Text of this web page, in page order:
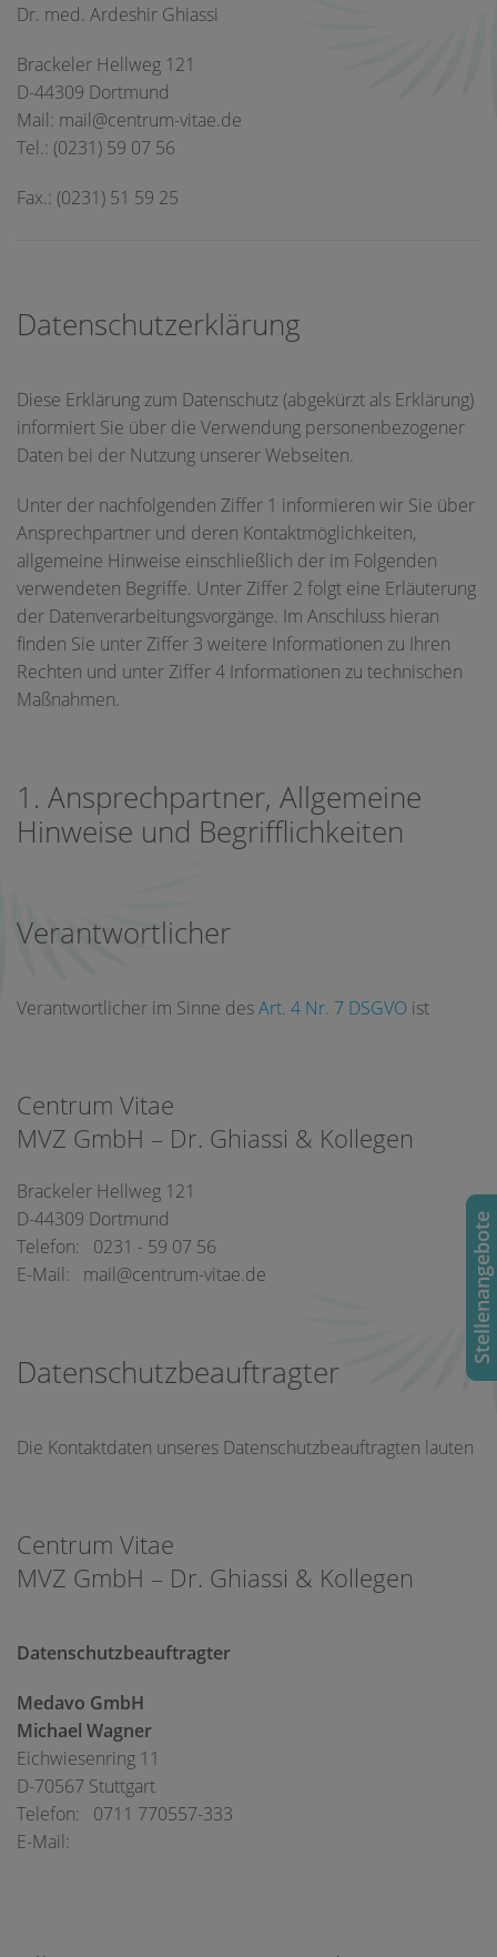
Stellenangebote
Dr. med. Ardeshir Ghiassi
Brackeler Hellweg 121
D-44309 Dortmund
Mail: mail@centrum-vitae.de
Tel.: (0231) 59 07 56
Fax.: (0231) 51 59 25
Datenschutzerklärung
Diese Erklärung zum Datenschutz (abgekürzt als Erklärung)
informiert Sie über die Verwendung personenbezogener
Daten bei der Nutzung unserer Webseiten.
Unter der nachfolgenden Ziffer 1 informieren wir Sie über
Ansprechpartner und deren Kontaktmöglichkeiten,
allgemeine Hinweise einschließlich der im Folgenden
verwendeten Begriffe. Unter Ziffer 2 folgt eine Erläuterung
der Datenverarbeitungsvorgänge. Im Anschluss hieran
finden Sie unter Ziffer 3 weitere Informationen zu Ihren
Rechten und unter Ziffer 4 Informationen zu technischen
Maßnahmen.
1. Ansprechpartner, Allgemeine
Hinweise und Begrifflichkeiten
Verantwortlicher
Verantwortlicher im Sinne desArt. 4 Nr. 7 DSGVO ist
Centrum Vitae
MVZ GmbH – Dr. Ghiassi & Kollegen
Brackeler Hellweg 121
D-44309 Dortmund
Telefon: 0231 - 59 07 56
E-Mail: mail@centrum-vitae.de
Datenschutzbeauftragter
Die Kontaktdaten unseres Datenschutzbeauftragten lauten
Centrum Vitae
MVZ GmbH – Dr. Ghiassi & Kollegen
Datenschutzbeauftragter
Medavo GmbH
Michael Wagner
Eichwiesenring 11
D-70567 Stuttgart
Telefon: 0711 770557-333
E-Mail: